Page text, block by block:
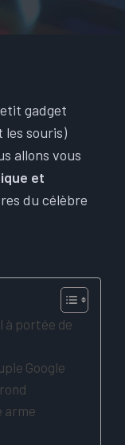
gadget
souris)
allons vous
et
du célèbre
à portée de
Google
arme